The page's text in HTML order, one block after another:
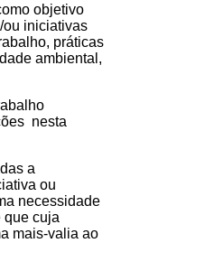
objetivo
ou iniciativas
práticas
ambiental,
nesta
a
ou
necessidade
que cuja
mais-valia ao